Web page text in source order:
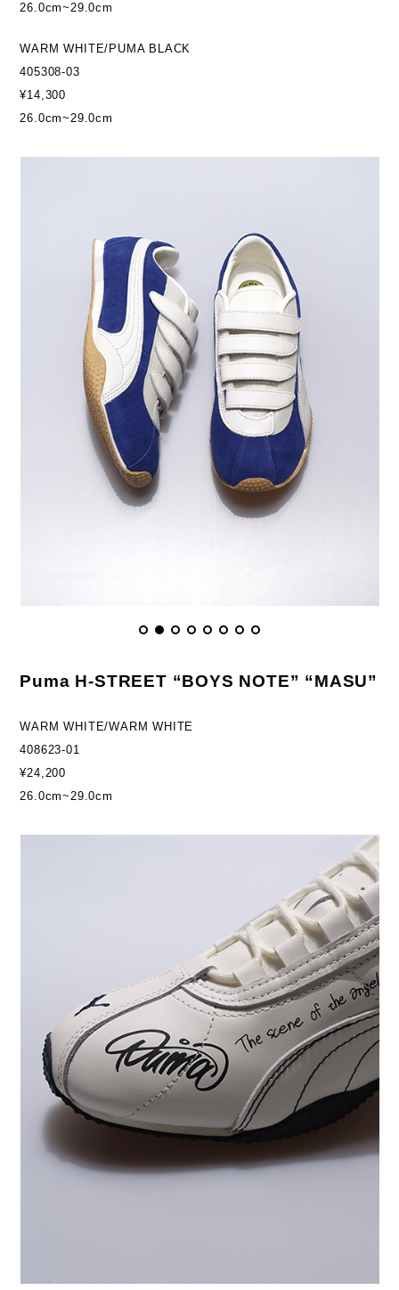
26.0cm~29.0cm
WARM WHITE/PUMA BLACK
405308-03
¥14,300
26.0cm~29.0cm
Puma H-STREET “BOYS NOTE” “MASU”
WARM WHITE/WARM WHITE
408623-01
¥24,200
26.0cm~29.0cm